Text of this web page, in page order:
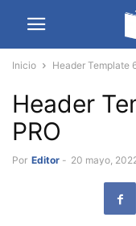
Inicio Header Template
Header
PRO
Por Editor - 20 mayo,